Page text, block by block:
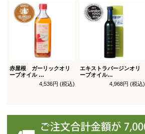
赤屋根 ガーリックオリ
ーブオイル
4,536円 (税込)
エキストラバージンオリ
ーブオイル
トルトサ 450g 1本箱入
（スペイン自社農園産）
4,968円 (税込)